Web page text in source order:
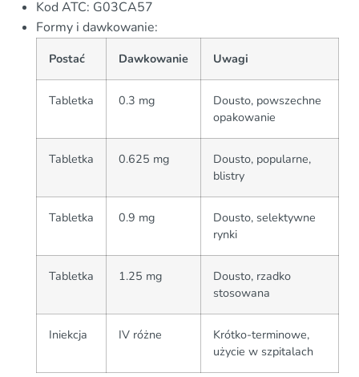
Kod ATC: G03CA57
Formy i dawkowanie:
Postać Dawkowanie Uwagi
Tabletka 0.3 mg
Dousto, powszechne
opakowanie
Tabletka 0.625 mg
Dousto, popularne,
blistry
Tabletka 0.9 mg
Dousto, selektywne
rynki
Tabletka 1.25 mg
Dousto, rzadko
stosowana
Iniekcja IV różne
Krótko-terminowe,
użycie w szpitalach